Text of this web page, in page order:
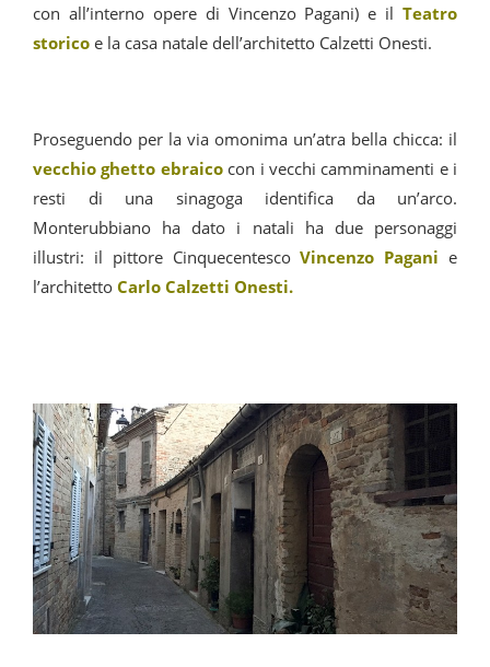
con all’interno opere di Vincenzo Pagani) e il Teatro
storico e la casa natale dell’architetto Calzetti Onesti.
Proseguendo per la via omonima un’atra bella chicca: il
vecchio ghetto ebraicocon i vecchi camminamenti e i
resti di una sinagoga identifica da un’arco.
Monterubbiano ha dato i natali ha due personaggi
illustri: il pittore CinquecentescoVincenzo Pagani e
l’architetto Carlo Calzetti Onesti.